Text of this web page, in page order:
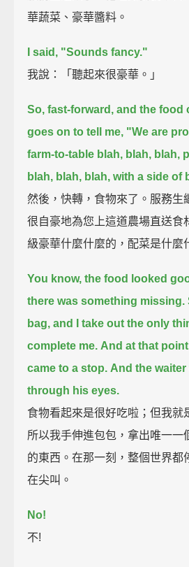
華蔬菜、豪華醬料。
I said, "Sounds fancy."
我說：「聽起來很豪華。」
So, fast-forward, and the food
goes on to tell me, "We are
farm-to-table blah, blah, blah,
blah, blah, blah, with a side of
然後，快轉，食物來了。服務生
很自豪地為您上這道農場直送食
級豪華什麼什麼的，配菜是什麼
You know, the food looked
there was something missing.
bag, and I take out the only
complete me. And at that
came to a stop. And the
through his eyes.
食物看起來是很好吃啦；但我就
所以我手伸進包包，拿出唯一一
的東西。在那一刻，整個世界都
在尖叫。
No!
不!